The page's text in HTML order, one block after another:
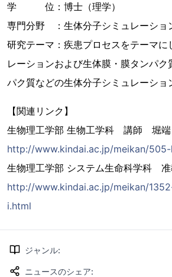
学 位：博士（理学）
専門分野 ：生体分子シミュレーショ
研究テーマ：疾患プロセスをテーマに
レーションおよび生体膜・膜タンパク
パク質などの生体分子シミュレーショ
【関連リンク】
生物理工学部 生物工学科 講師 堀
http://www.kindai.ac.jp/meikan/
生物理工学部 システム生命科学科
http://www.kindai.ac.jp/meikan/
i.html
ジャンル:
ニュースのシェア: